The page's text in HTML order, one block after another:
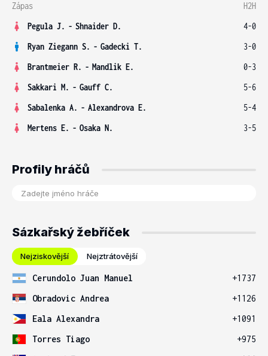
Zápas
H2H
Pegula J. - Shnaider D.
4-0
Ryan Ziegann S. - Gadecki T.
3-0
Brantmeier R. - Mandlik E.
0-3
Sakkari M. - Gauff C.
5-6
Sabalenka A. - Alexandrova E.
5-4
Mertens E. - Osaka N. 3-5
Profily hráčů
Sázkařský žebříček
Nejziskovější Nejztrátovější
Cerundolo Juan Manuel
+1737
Obradovic Andrea
+1126
Eala Alexandra
+1091
Torres Tiago
+975